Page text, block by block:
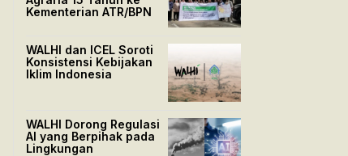
Kementerian ATR/BPN
WALHI dan ICEL Soroti
Konsistensi Kebijakan
Iklim Indonesia
WALHI Dorong Regulasi
AI yang Berpihak pada
Lingkungan